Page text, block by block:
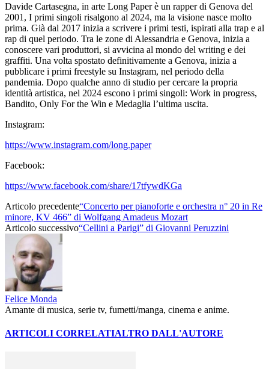
Davide Cartasegna, in arte Long Paper è un rapper di Genova del
2001, I primi singoli risalgono al 2024, ma la visione nasce molto
prima. Già dal 2017 inizia a scrivere i primi testi, ispirati alla trap e al
rap di quel periodo. Tra le zone di Alessandria e Genova, inizia a
conoscere vari produttori, si avvicina al mondo del writing e dei
graffiti. Una volta spostato definitivamente a Genova, inizia a
pubblicare i primi freestyle su Instagram, nel periodo della
pandemia. Dopo qualche anno di studio per cercare la propria
identità artistica, nel 2024 escono i primi singoli: Work in progress,
Bandito, Only For the Win e Medaglia l’ultima uscita.
Instagram:
https://www.instagram.com/long.paper
Facebook:
https://www.facebook.com/share/17tfywdKGa
Articolo precedente“Concerto per pianoforte e orchestra n° 20 in Re
minore, KV 466” di Wolfgang Amadeus Mozart
Articolo successivo“Cellini a Parigi” di Giovanni Peruzzini
Felice Monda
Amante di musica, serie tv, fumetti/manga, cinema e anime.
ARTICOLI CORRELATIALTRO DALL'AUTORE